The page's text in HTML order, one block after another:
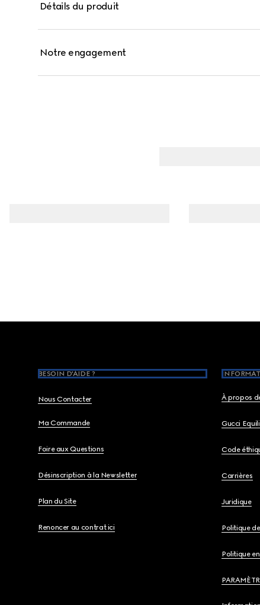
Détails du produit
Notre engagement
BESOIN D'AIDE ?
Nous Contacter
Ma Commande
Foire aux Questions
Désinscription à la Newsletter
Plan du Site
Renoncer au contrat ici
À propos
Gucci
Code
Carrières
Juridique
Politique
Politique